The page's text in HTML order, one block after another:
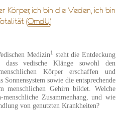
Körper, ich bin die Veden, ich bin
(OmdU)
Medizin1
steht die Entdeckung
dass vedische Klänge sowohl den
Körper erschaffen und
Sonnensystem sowie die entsprechende
menschlichen Gehirn bildet. Welche
menschliche Zusammenhang, und wie
von genutzten Krankheiten?